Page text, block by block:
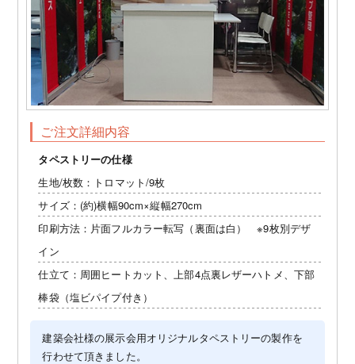
ご注文詳細内容
タペストリーの仕様
生地/枚数：トロマット/9枚
サイズ：(約)横幅90cm×縦幅270cm
印刷方法：片面フルカラー転写（裏面は白） ※9枚別デザ
イン
仕立て：周囲ヒートカット、上部4点裏レザーハトメ、下部
棒袋（塩ビパイプ付き）
建築会社様の展示会用オリジナルタペストリーの製作を
行わせて頂きました。